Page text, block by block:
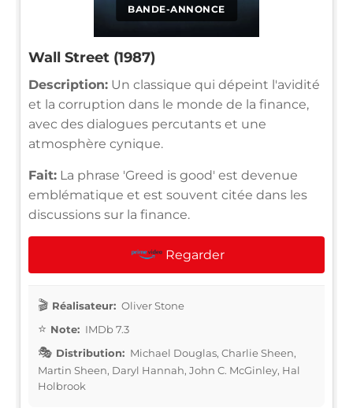
BANDE-ANNONCE
Wall Street (1987)
Description: Un classique qui dépeint l'avidité
et la corruption dans le monde de la finance,
avec des dialogues percutants et une
atmosphère cynique.
Fait: La phrase 'Greed is good' est devenue
emblématique et est souvent citée dans les
discussions sur la finance.
Regarder
Réalisateur: Oliver Stone
Note: IMDb 7.3
Distribution: Michael Douglas, Charlie Sheen,
Martin Sheen, Daryl Hannah, John C. McGinley, Hal
Holbrook